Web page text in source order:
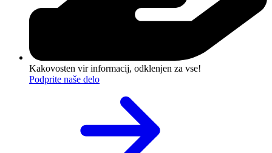
Kakovosten vir informacij, odklenjen za vse!
Podprite naše delo